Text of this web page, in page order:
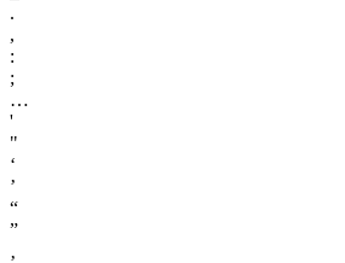
.
,
:
;
…
'
"
‘
’
“
”
‚